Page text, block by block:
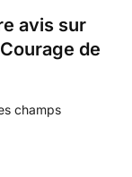
avis sur
de
champs